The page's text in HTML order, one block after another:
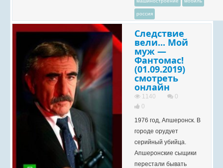
россия
Следствие
вели... Мой
муж —
Фантомас!
(01.09.2019)
смотреть
онлайн
1140
0
0
1976 год, Апшеронск. В
городе орудует
серийный убийца.
Апшеронские сыщики
перестали бывать